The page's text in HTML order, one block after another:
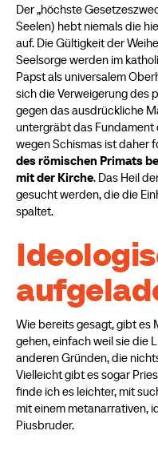
Der „höchste
Seelen) hebt niemals die
auf. Die Gültigkeit der
Seelsorge werden im
Papst als universalem
sich die Verweigerung des
gegen das ausdrückliche
untergräbt das Fundament
wegen Schismas ist daher
des römischen Primats
mit der Kirche. Das Heil
gesucht werden, die die
spaltet.
Wie bereits gesagt, gibt es
gehen, einfach weil sie die
anderen Gründen, die
Vielleicht gibt es sogar
finde ich es leichter, mit
mit einem metanarrativen,
Piusbruder.